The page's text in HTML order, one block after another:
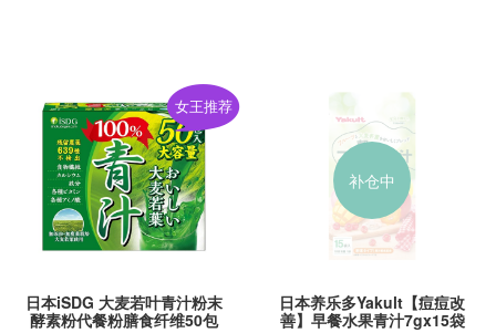
日本iSDG 大麦若叶青汁粉末
酵素粉代餐粉膳食纤维50包
女王推荐
补仓中
日本养乐多Yakult【痘痘改
善】早餐水果青汁7gx15袋